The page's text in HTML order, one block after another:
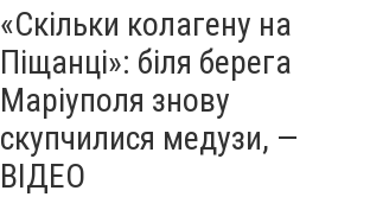
«Скільки колагену на
Піщанці»: біля берега
Маріуполя знову
скупчилися медузи, —
ВІДЕО